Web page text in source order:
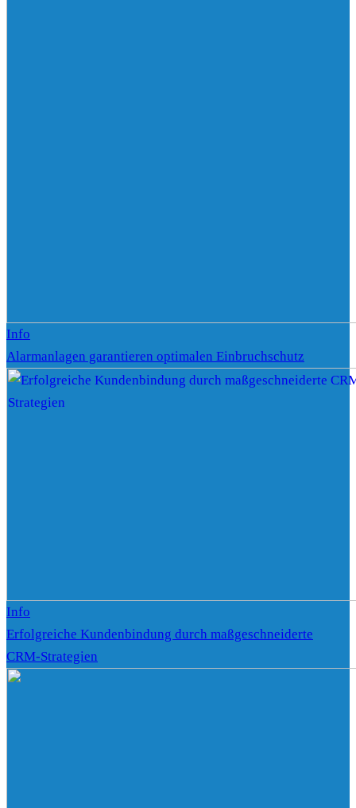
Info
Alarmanlagen garantieren optimalen Einbruchschutz
Info
Erfolgreiche Kundenbindung durch maßgeschneiderte
CRM-Strategien